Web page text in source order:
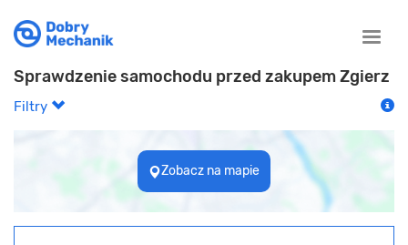
Toggle
Sprawdzenie samochodu przed zakupem Zgierz
Filtry
Zobacz na mapie